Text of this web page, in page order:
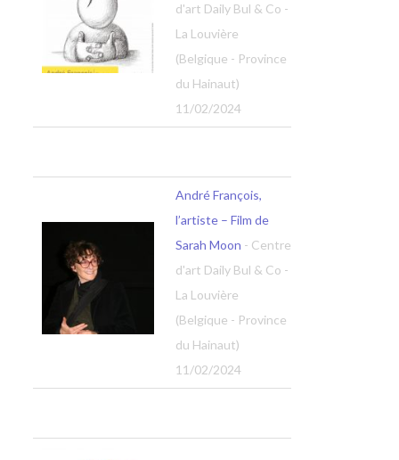
d'art Daily Bul & Co -
La Louvière
(Belgique - Province
du Hainaut)
11/02/2024
André François,
l’artiste – Film de
Sarah Moon - Centre
d'art Daily Bul & Co -
La Louvière
(Belgique - Province
du Hainaut)
11/02/2024